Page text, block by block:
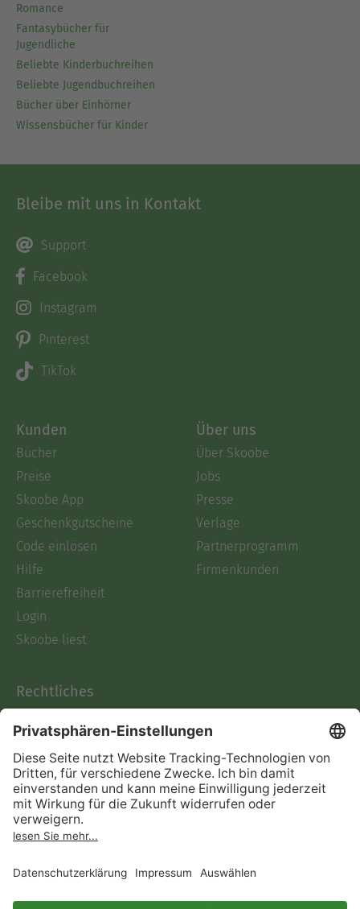
Romance
Fantasybücher für
Jugendliche
Beliebte Kinderbuchreihen
Beliebte Jugendbuchreihen
Bücher über Einhörner
Wissensbücher für Kinder
Bleibe mit uns in Kontakt
Support
Facebook
Instagram
Pinterest
TikTok
Kunden
Bücher
Preise
Skoobe App
Geschenkgutscheine
Code einlösen
Hilfe
Barrierefreiheit
Login
Skoobe liest
Über uns
Über Skoobe
Jobs
Presse
Verlage
Partnerprogramm
Firmenkunden
Rechtliches
AGB
Informationen nach Data
Act
Verträge hier kündigen
Impressum